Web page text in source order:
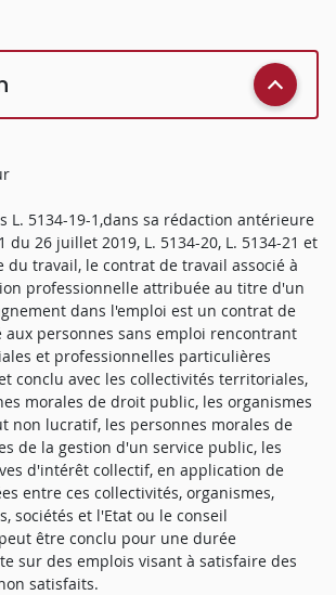
L. 5134-19-1,dans sa rédaction antérieure
du 26 juillet 2019, L. 5134-20, L. 5134-21 et
du travail, le contrat de travail associé à
professionnelle attribuée au titre d'un
dans l'emploi est un contrat de
personnes sans emploi rencontrant
et professionnelles particulières
conclu avec les collectivités territoriales,
morales de droit public, les organismes
non lucratif, les personnes morales de
de la gestion d'un service public, les
d'intérêt collectif, en application de
entre ces collectivités, organismes,
sociétés et l'Etat ou le conseil
être conclu pour une durée
sur des emplois visant à satisfaire des
satisfaits.